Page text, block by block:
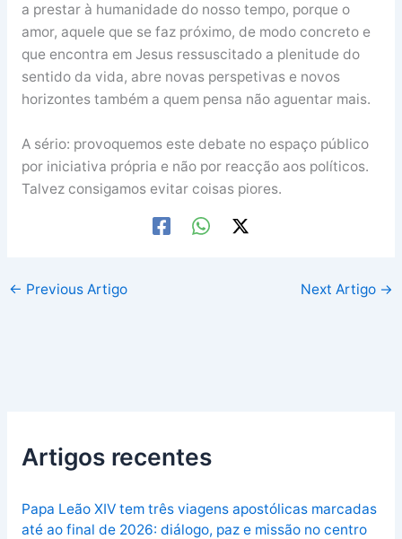
a prestar à humanidade do nosso tempo, porque o
amor, aquele que se faz próximo, de modo concreto e
que encontra em Jesus ressuscitado a plenitude do
sentido da vida, abre novas perspetivas e novos
horizontes também a quem pensa não aguentar mais.
A sério: provoquemos este debate no espaço público
por iniciativa própria e não por reacção aos políticos.
Talvez consigamos evitar coisas piores.
← Previous Artigo Next Artigo →
Artigos recentes
Papa Leão XIV tem três viagens apostólicas marcadas
até ao final de 2026: diálogo, paz e missão no centro